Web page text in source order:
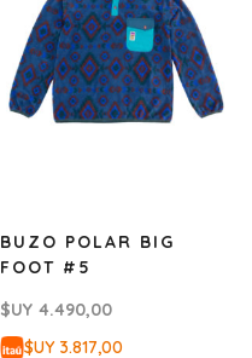
BUZO POLAR BIG
FOOT #5
$UY 4.490,00
$UY 3.817,00